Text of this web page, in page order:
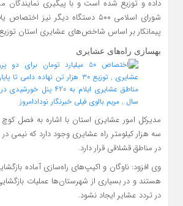
داده و توزیع شده است و با پیگیری نمایندگان
شورای اسلامی ۵۰۰ دستگاه دیگر نیز
پیمانکار بر اساس شاخص‌های عشایری استان
بهسازی راه‌های عشایری
مدیرکل امور عشایری استان با اشاره به فصل
سه هزار کیلومتر راه عشایری وجود دارد که نیمی
در مناطق قشلاقی قرار دارد.
وی افزود: ناوگان و اکیپ‌های راه‌سازی آماده
هستند و در بسیاری از شهرستان‌ها عملیات
در تردد عشایر ایجاد نشود.